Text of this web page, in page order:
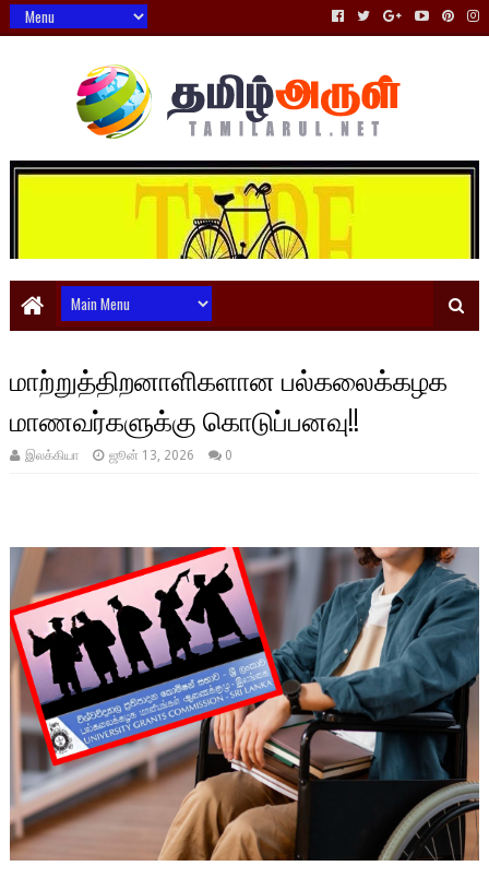
மாற்றுத்திறனாளிகளான பல்கலைக்கழக
மாணவர்களுக்கு கொடுப்பனவு!!
இலக்கியா ஜூன் 13, 2026 0